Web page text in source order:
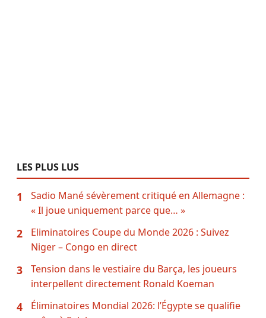
LES PLUS LUS
1
Sadio Mané sévèrement critiqué en Allemagne :
« Il joue uniquement parce que… »
2
Eliminatoires Coupe du Monde 2026 : Suivez
Niger – Congo en direct
3
Tension dans le vestiaire du Barça, les joueurs
interpellent directement Ronald Koeman
4
Éliminatoires Mondial 2026: l’Égypte se qualifie